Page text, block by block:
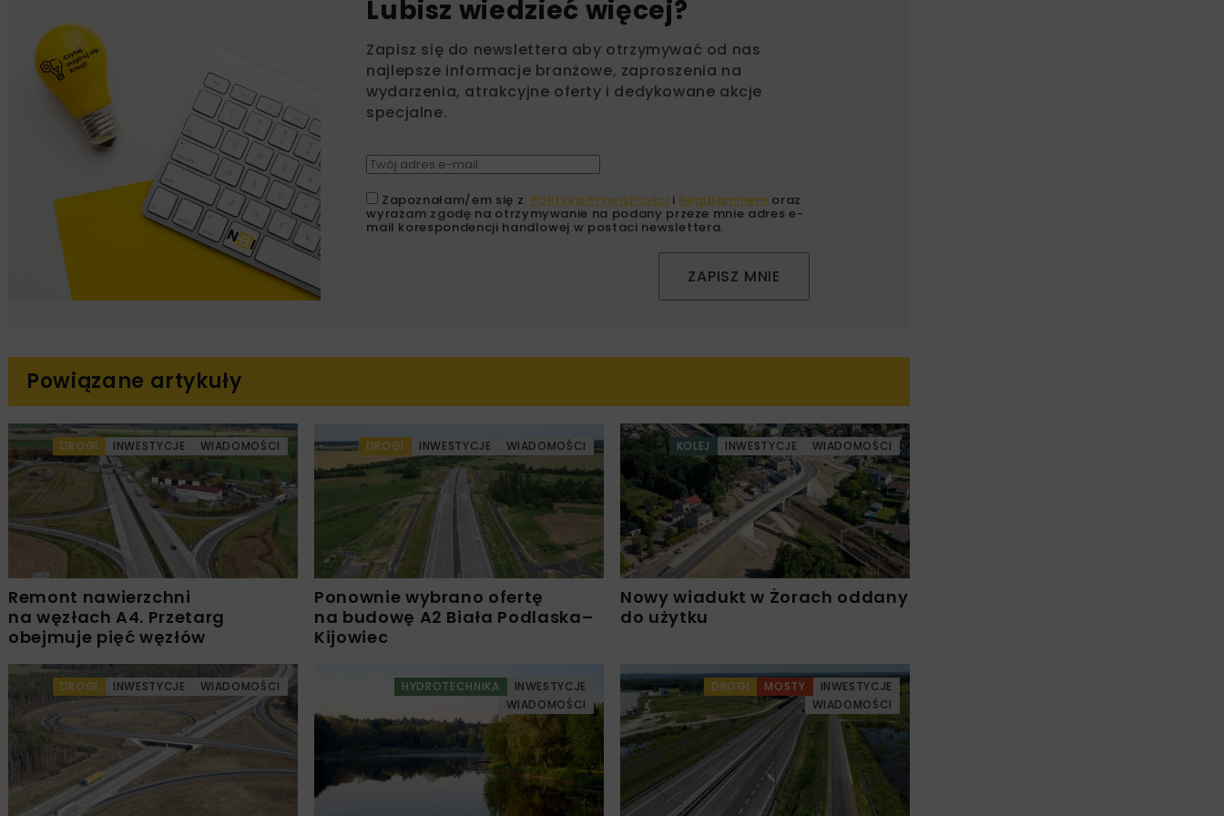
Lubisz wiedzieć więcej?
Zapisz się do newslettera aby otrzymywać od nas
najlepsze informacje branżowe, zaproszenia na
wydarzenia, atrakcyjne oferty i dedykowane akcje
specjalne.
Zapoznałam/em się z Polityką Prywatności i Regulaminem oraz
wyrażam zgodę na otrzymywanie na podany przeze mnie adres e-
mail korespondencji handlowej w postaci newslettera.
ZAPISZ MNIE
Powiązane artykuły
DROGI INWESTYCJE WIADOMOŚCI
Remont nawierzchni
na węzłach A4. Przetarg
obejmuje pięć węzłów
DROGI INWESTYCJE WIADOMOŚCI
Ponownie wybrano ofertę
na budowę A2 Biała Podlaska–
Kijowiec
KOLEJ INWESTYCJE WIADOMOŚCI
Nowy wiadukt w Żorach oddany
do użytku
DROGI INWESTYCJE WIADOMOŚCI HYDROTECHNIKA
INWESTYCJE
WIADOMOŚCI
DROGI MOSTY
INWESTYCJE
WIADOMOŚCI